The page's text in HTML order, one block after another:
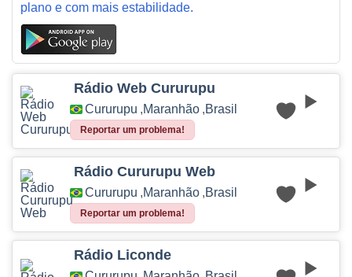
plano e com mais estabilidade.
Rádio Web Cururupu
Cururupu ,Maranhão ,Brasil
Reportar um problema!
Rádio Cururupu Web
Cururupu ,Maranhão ,Brasil
Reportar um problema!
Rádio Liconde